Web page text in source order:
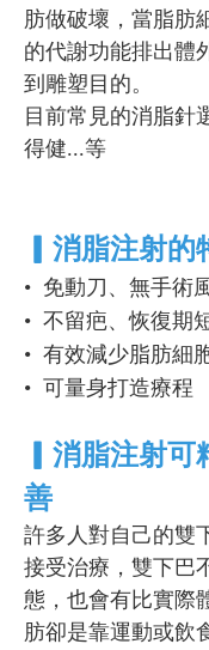
肪做破壞，當脂肪
的代謝功能排出體
到雕塑目的。
目前常見的消脂針
得健...等
▎消脂注射的
• 免動刀、無手術
• 不留疤、恢復期
• 有效減少脂肪細
• 可量身打造療程
▎消脂注射可
善
許多人對自己的雙
接受治療，雙下巴
態，也會有比實際
肪卻是靠運動或飲